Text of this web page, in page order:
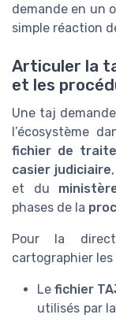
demande en un
simple réaction
Articuler la
et les
Une taj
l’écosystème
fichier de
casier judiciaire
et du
phases de la
Pour la
cartographier
Lefichier
utilisés par